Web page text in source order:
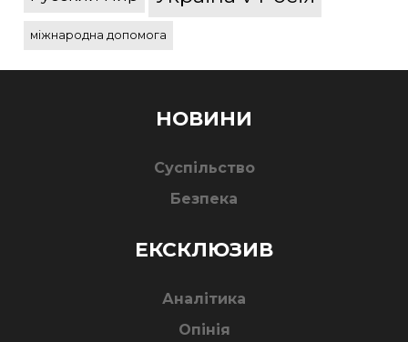
міжнародна допомога
НОВИНИ
Суспільство
Безпека
ЕКСКЛЮЗИВ
Аналітика
Опінія